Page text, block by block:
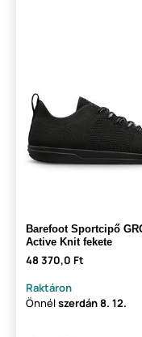
Barefoot Sportcipő
Active Knit fekete
48 370,0 Ft
Raktáron
Önnélszerdán8. 12.